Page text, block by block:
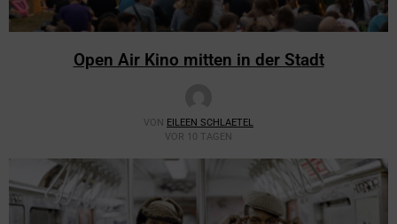
Open Air Kino mitten in der Stadt
VON EILEEN SCHLAETEL
VOR 10 TAGEN